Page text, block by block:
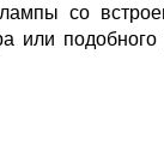
со
или